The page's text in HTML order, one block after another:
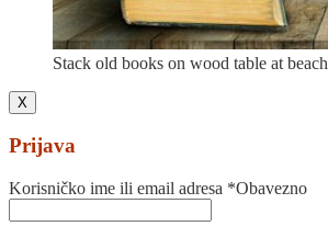
Stack old books on wood table at beach
X
Prijava
Korisničko ime ili email adresa *Obavezno